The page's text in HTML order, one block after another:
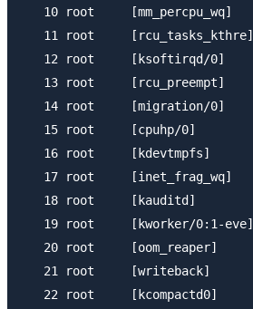
   10 root     [mm_percpu_wq]
   11 root     [rcu_tasks_kthre]
   12 root     [ksoftirqd/0]
   13 root     [rcu_preempt]
   14 root     [migration/0]
   15 root     [cpuhp/0]
   16 root     [kdevtmpfs]
   17 root     [inet_frag_wq]
   18 root     [kauditd]
   19 root     [kworker/0:1-eve]
   20 root     [oom_reaper]
   21 root     [writeback]
   22 root     [kcompactd0]